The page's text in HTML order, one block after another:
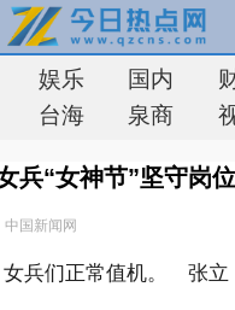
娱乐 国内
台海 泉商
兵“女神节”坚守岗
中国新闻网